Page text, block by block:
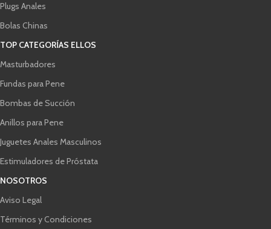
Plugs Anales
Bolas Chinas
TOP CATEGORÍAS ELLOS
Masturbadores
Fundas para Pene
Bombas de Succión
Anillos para Pene
Juguetes Anales Masculinos
Estimuladores de Próstata
NOSOTROS
Aviso Legal
Términos y Condiciones